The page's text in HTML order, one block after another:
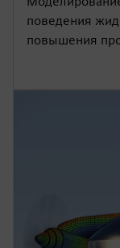
поведения
повышения